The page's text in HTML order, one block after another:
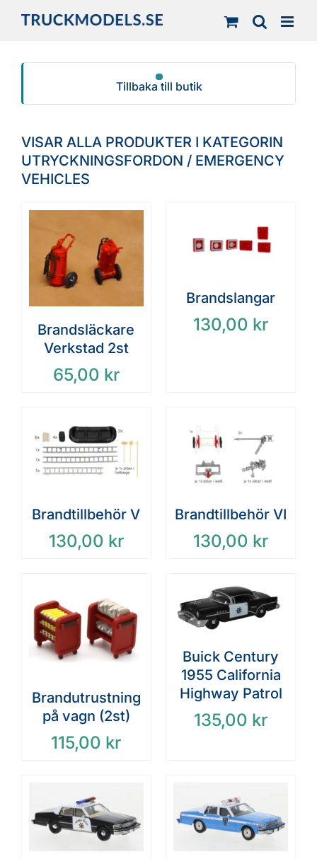
Tillbaka till butik
VISAR ALLA PRODUKTER I KATEGORIN
UTRYCKNINGSFORDON / EMERGENCY
VEHICLES
Brandsläckare
Verkstad 2st
65,00 kr
Brandslangar
130,00 kr
Brandtillbehör V
130,00 kr
Brandtillbehör VI
130,00 kr
Brandutrustning
på vagn (2st)
115,00 kr
Buick Century
1955 California
Highway Patrol
135,00 kr